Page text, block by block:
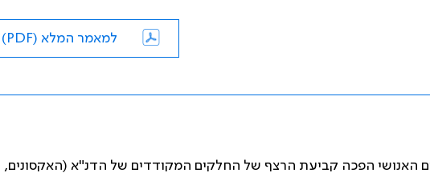
למאמר המלא (PDF)
האנושי הפכה קביעת הרצף של החלקים המקודדים של הדנ"א (האקסונים,